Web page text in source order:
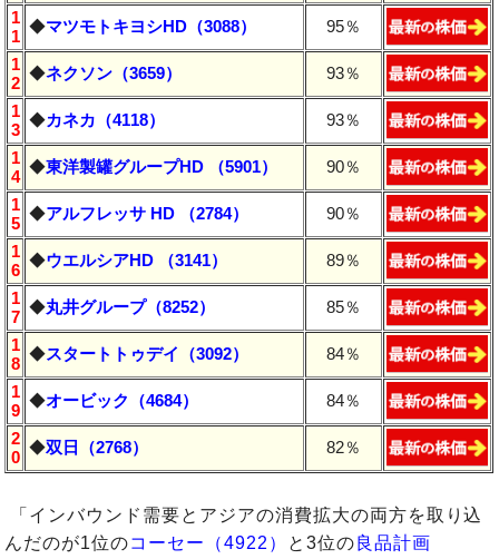
1
1
◆マツモトキヨシHD（3088）
95％
1
2
◆ネクソン（3659）
93％
1
3
◆カネカ（4118）
93％
1
4
◆東洋製罐グループHD （5901）
90％
1
5
◆アルフレッサ HD （2784）
90％
1
6
◆ウエルシアHD （3141）
89％
1
7
◆丸井グループ（8252）
85％
1
8
◆スタートトゥデイ（3092）
84％
1
9
◆オービック（4684）
84％
2
0
◆双日（2768） 82％
「インバウンド需要とアジアの消費拡大の両方を取り込
んだのが1位のコーセー（4922） と3位の良品計画